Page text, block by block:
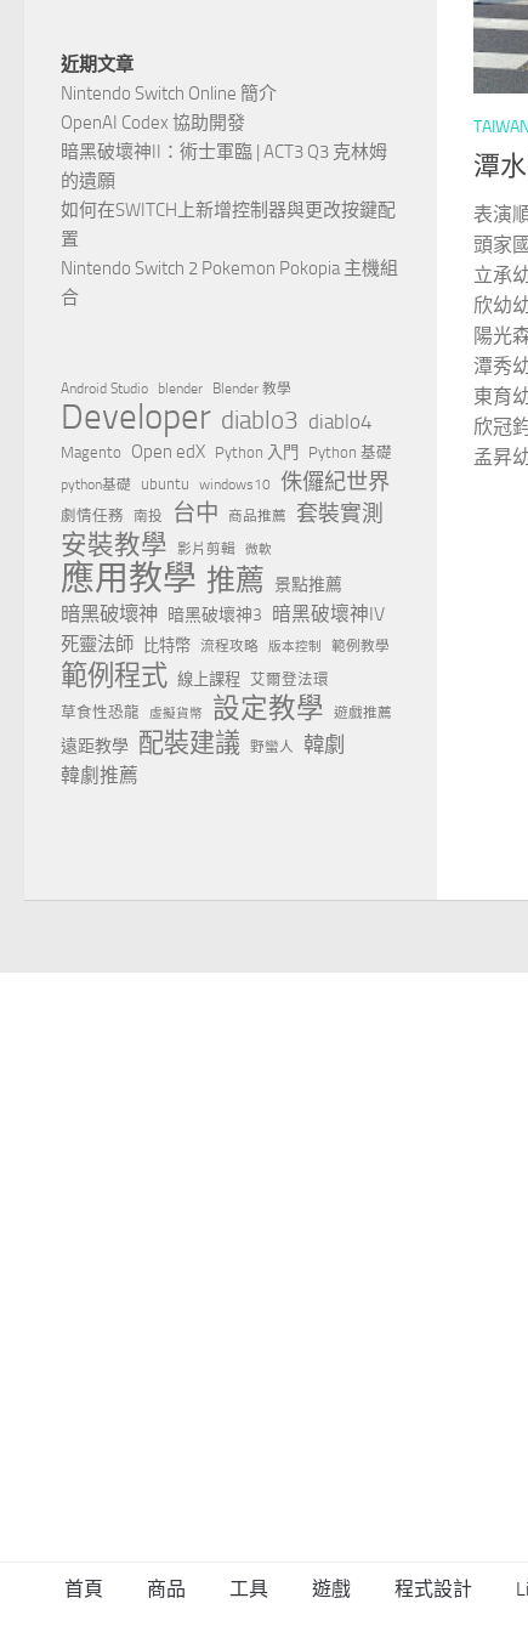
潭
表演
頭家
立承
欣幼
陽光
潭秀
東育
欣冠
孟昇
近期文章
Nintendo Switch Online 簡介
OpenAI Codex 協助開發
暗黑破壞神II：術士軍臨 | ACT3 Q3 克林姆
的遺願
如何在SWITCH上新增控制器與更改按鍵配
置
Nintendo Switch 2 Pokemon Pokopia 主機組
合
Android Studio blender Blender 教學
Developer diablo3 diablo4
Magento Open edX Python 入門 Python 基礎
python基礎 ubuntu windows10 侏儸紀世界
劇情任務 南投 台中 商品推薦 套裝實測
安裝教學 影片剪輯 微軟
應用教學 推薦 景點推薦
暗黑破壞神 暗黑破壞神3 暗黑破壞神IV
死靈法師 比特幣 流程攻略 版本控制 範例教學
範例程式 線上課程
艾爾登法環
草食性恐龍
虛擬貨幣 設定教學 遊戲推薦
遠距教學 配裝建議 野蠻人 韓劇
韓劇推薦
首頁 商品 工具 遊戲 程式設計